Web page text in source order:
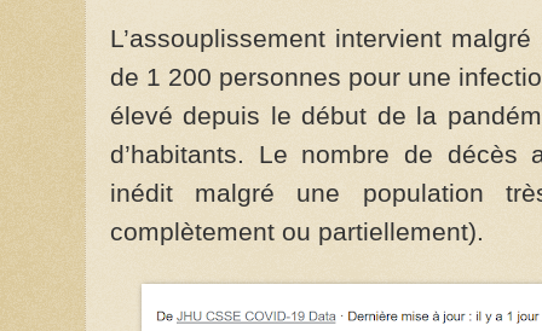
L’assouplissement intervient
de 1 200 personnes pour une
élevé depuis le début de la
d’habitants. Le nombre de décès
inédit malgré une population
complètement ou partiellement).